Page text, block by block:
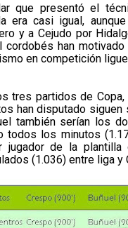
que presentó el
era casi igual,
y a Cejudo por
cordobés han
en competición
tres partidos de
han disputado
también serían los
todos los minutos
jugador de la plantilla
(1.036) entre liga y